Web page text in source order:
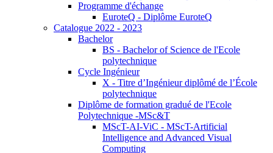
Programme d'échange
EuroteQ - Diplôme EuroteQ
Catalogue 2022 - 2023
Bachelor
BS - Bachelor of Science de l'Ecole
polytechnique
Cycle Ingénieur
X - Titre d’Ingénieur diplômé de l’École
polytechnique
Diplôme de formation gradué de l'Ecole
Polytechnique -MSc&T
MScT-AI-ViC - MScT-Artificial
Intelligence and Advanced Visual
Computing